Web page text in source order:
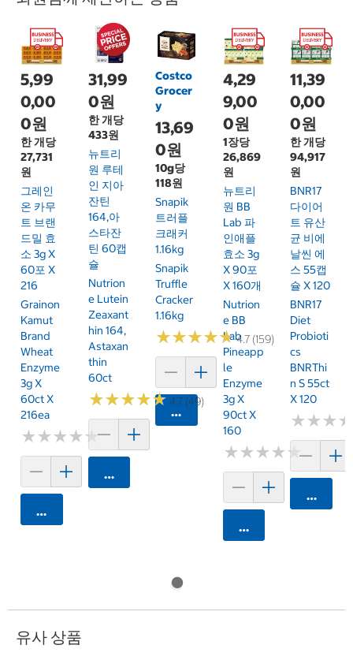
5,99
0,00
0원
한 개당
27,731
원
그레인
온 카무
트 브랜
드밀 효
소 3g X
60포 X
216
Grainon
Kamut
Brand
Wheat
Enzyme
3g X
60ct X
216ea
★★★★★
★★★★★
카트에 담기
31,99
0원
한 개당
433원
뉴트리
원 루테
인 지아
잔틴
164,아
스타잔
틴 60캡
슐
Nutrion
E Lutein
Zeaxant
Hin 164,
Astaxan
Thin
60ct
★★★★★
★★★★★4.7 (49)
카트에 담기
Costco
Grocer
y
13,69
0원
10g당
118원
Snapik
트러플
크래커
1.16kg
Snapik
Truffle
Cracker
1.16kg
★★★★★
★★★★★4.7 (159)
카트에 담기
4,29
9,00
0원
1장당
26,869
원
뉴트리
원 BB
Lab 파
인애플
효소 3g
X 90포
X 160개
Nutrion
E BB
Lab
Pineapp
Le
Enzyme
3g X
90ct X
160
★★★★★
★★★★★
카트에 담기
11,39
0,00
0원
한 개당
94,917
원
BNR17
다이어
트 유산
균 비에
날씬 에
스 55캡
슐 X 120
BNR17
Diet
Probioti
Cs
BNRThi
N S 55ct
X 120
★★★
★★★
카트에
유사 상품